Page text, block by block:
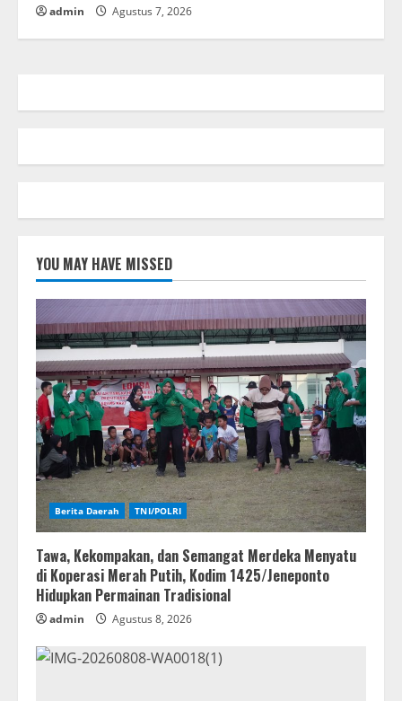
admin Agustus 7, 2026
YOU MAY HAVE MISSED
Berita Daerah TNI/POLRI
Tawa, Kekompakan, dan Semangat Merdeka Menyatu
di Koperasi Merah Putih, Kodim 1425/Jeneponto
Hidupkan Permainan Tradisional
admin Agustus 8, 2026